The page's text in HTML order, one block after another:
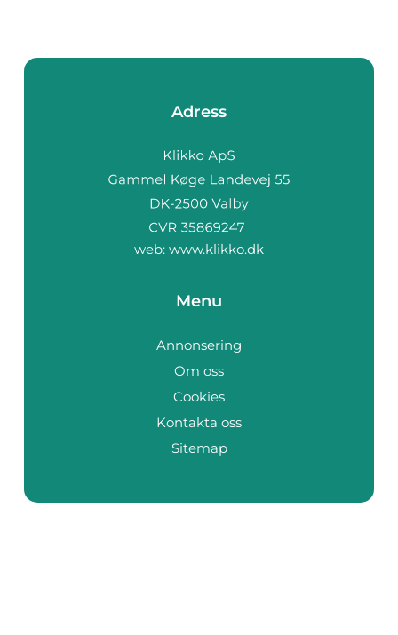
Adress
web: www.klikko.dk
Menu
Annonsering
Om oss
Cookies
Kontakta oss
Sitemap